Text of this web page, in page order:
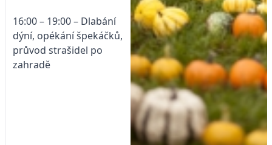
16:00 – 19:00 – Dlabání
dýní, opékání špekáčků,
průvod strašidel po
zahradě